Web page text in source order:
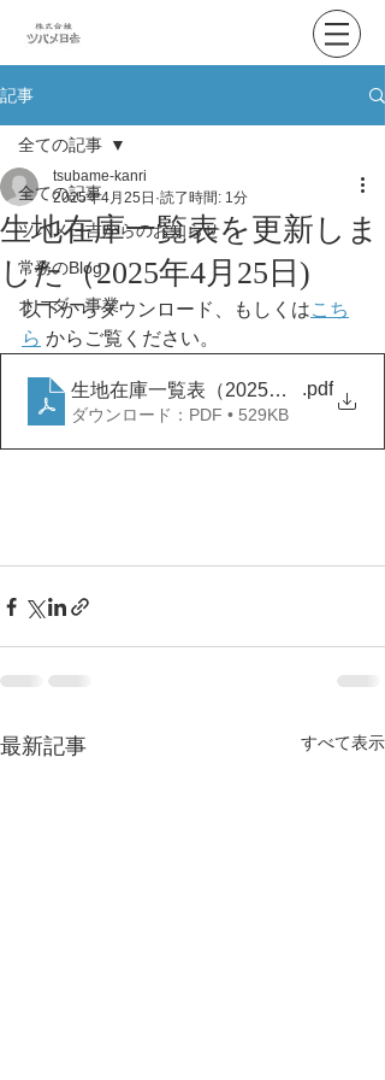
記事
全ての記事
ツバメ日吉からのお知らせ
常務のBlog
オーダー事業
全ての記事
生地在庫一覧表を更新しま
した（2025年4月25日)
tsubame-kanri
2025年4月25日 読了時間: 1分
以下からダウンロード、もしくはこち
ら からご覧ください。
生地在庫一覧表（2025年4月25日）
.pdf
ダウンロード：PDF • 529KB
最新記事 すべて表示